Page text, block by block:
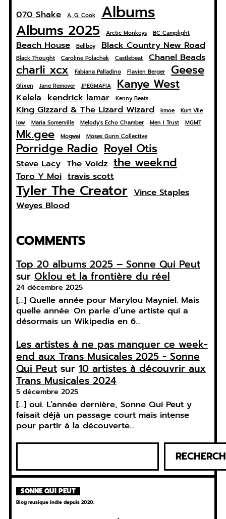
070 Shake A. G. Cook Albums
Albums 2025 Arctic Monkeys BC Camplight
Beach House Bellboy Black Country New Road
Black Thought Caroline Polachek Castlebeat Chanel Beads
charli xcx Fabiana Palladino Flavien Berger Geese
Glixen Jane Remover JPEGMAFIA Kanye West
Kelela kendrick lamar Kenny Beats
King Gizzard & The Lizard Wizard kmoe
Kurt Vile
low
Maria Somerville Melody's Echo Chamber Men I Trust MGMT
Mk.gee Mogwai Moses Gunn Collective
Porridge Radio Royel Otis
Steve Lacy The Voidz the weeknd
Toro Y Moi travis scott
Tyler The Creator Vince Staples
Weyes Blood
COMMENTS
Top 20 albums 2025 – Sonne Qui Peut
surOklou et la frontière du réel
24 décembre 2025
[…] Quelle année pour Marylou Mayniel. Mais
quelle année. On parle d’une artiste qui a
désormais un Wikipedia en 6…
Les artistes à ne pas manquer ce week-
end aux Trans Musicales 2025 - Sonne
Qui Peutsur 10 artistes à découvrir aux
Trans Musicales 2024
5 décembre 2025
[…] oui. L’année dernière, Sonne Qui Peut y
faisait déjà un passage court mais intense
pour partir à la découverte…
R
c
h
e
r
SONNE QUI PEUT
Blog musique indie depuis 2020.